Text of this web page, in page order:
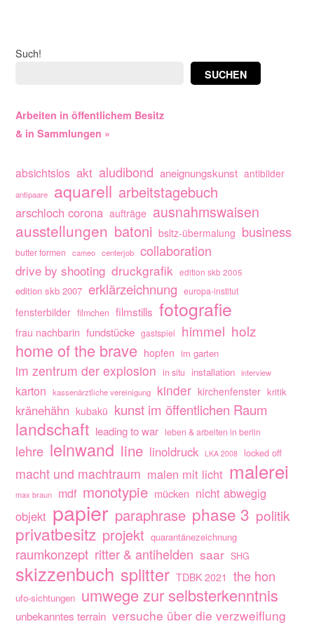
Such!
SUCHEN
Arbeiten in öffentlichem Besitz
& in Sammlungen »
absichtslos akt aludibond aneignungskunst antibilder
antipaare aquarell arbeitstagebuch
arschloch corona aufträge ausnahmswaisen
ausstellungen batoni bsltz-übermalung business
butter formen cameo centerjob collaboration
drive by shooting druckgrafik edition skb 2005
edition skb 2007 erklärzeichnung europa-institut
fensterbilder filmchen filmstills fotografie
frau nachbarin fundstücke gastspiel himmel holz
home of the brave hopfen im garten
im zentrum der explosion in situ installation interview
karton kassenärztliche vereinigung kinder kirchenfenster kritik
kränehähn kubakü kunst im öffentlichen Raum
landschaft leading to war leben & arbeiten in berlin
lehre leinwand line linoldruck LKA 2008 locked off
macht und machtraum malen mit licht malerei
max braun mdf monotypie mücken nicht abwegig
objekt papier paraphrase phase 3 politik
privatbesitz projekt quarantänezeichnung
raumkonzept ritter & antihelden saar SHG
skizzenbuch splitter TDBK 2021 the hon
ufo-sichtungen umwege zur selbsterkenntnis
unbekanntes terrain versuche über die verzweiflung